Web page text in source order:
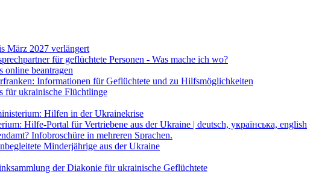
März 2027 verlängert
für geflüchtete Personen - Was mache ich wo?
online beantragen
Informationen für Geflüchtete und zu Hilfsmöglichkeiten
für ukrainische Flüchtlinge
Hilfen in der Ukrainekrise
Hilfe-Portal für Vertriebene aus der Ukraine | deutsch, українська, english
Infobroschüre in mehreren Sprachen.
Minderjährige aus der Ukraine
der Diakonie für ukrainische Geflüchtete